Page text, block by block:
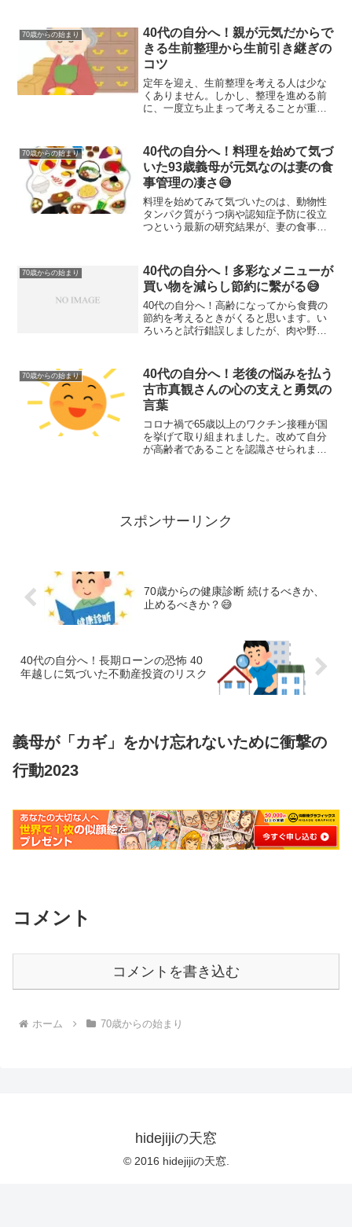
人を気にせず、自分の人生を歩むことが
できるか。という投稿を読...
70歳からの始まり
40代の自分へ！親が元気だからで
きる生前整理から生前引き継ぎの
コツ
定年を迎え、生前整理を考える人は少な
くありません。しかし、整理を進める前
に、一度立ち止まって考えることが重要
う」とするのは、親の意向を無視した一
方的な行動となりかねません...
70歳からの始まり
40代の自分へ！料理を始めて気づ
いた93歳義母が元気なのは妻の食
事管理の凄さ😅
料理を始めてみて気づいたのは、動物性
タンパク質がうつ病や認知症予防に役立
つという最新の研究結果が、妻の食事管
たち3人の食事には、普段から肉や魚が豊
富に含まれています...
70歳からの始まり
40代の自分へ！多彩なメニューが
買い物を減らし節約に繫がる😅
40代の自分へ！高齢になってから食費の
節約を考えるときがくると思います。い
ろいろと試行錯誤しましたが、肉や野菜
きく左右されることが分かりました。特
にわが家のような高齢者...
70歳からの始まり
40代の自分へ！老後の悩みを払う
古市真観さんの心の支えと勇気の
言葉
コロナ禍で65歳以上のワクチン接種が国
を挙げて取り組まれました。改めて自分
が高齢者であることを認識させられまし
スポンサーリンク
70歳からの健康診断 続けるべきか、
止めるべきか？😅
40代の自分へ！長期ローンの恐怖 40
年越しに気づいた不動産投資のリスク
義母が「カギ」をかけ忘れないために衝撃の
行動2023
コメント
コメントを書き込む
ホーム 70歳からの始まり
hidejijiの天窓
© 2016 hidejijiの天窓.